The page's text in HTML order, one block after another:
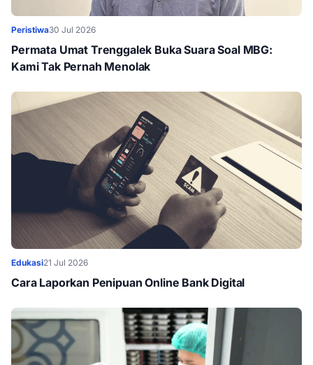
Peristiwa30 Jul 2026
Permata Umat Trenggalek Buka Suara Soal MBG:
Kami Tak Pernah Menolak
Edukasi21 Jul 2026
Cara Laporkan Penipuan Online Bank Digital